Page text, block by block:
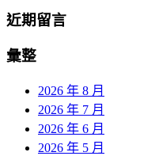
近期留言
彙整
2026 年 8 月
2026 年 7 月
2026 年 6 月
2026 年 5 月